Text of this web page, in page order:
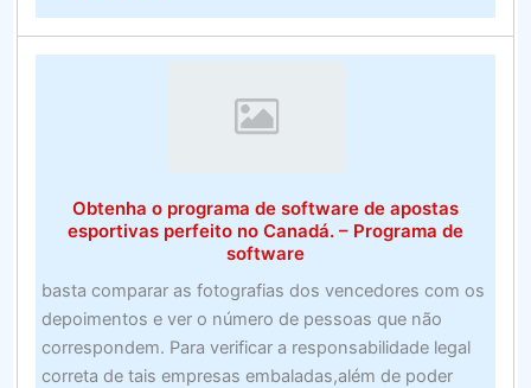
vencidas
10
melhores
Obtenha o programa de software de apostas
esportivas perfeito no Canadá. – Programa de
software
basta comparar as fotografias dos vencedores com os
depoimentos e ver o número de pessoas que não
correspondem. Para verificar a responsabilidade legal
correta de tais empresas embaladas,além de poder